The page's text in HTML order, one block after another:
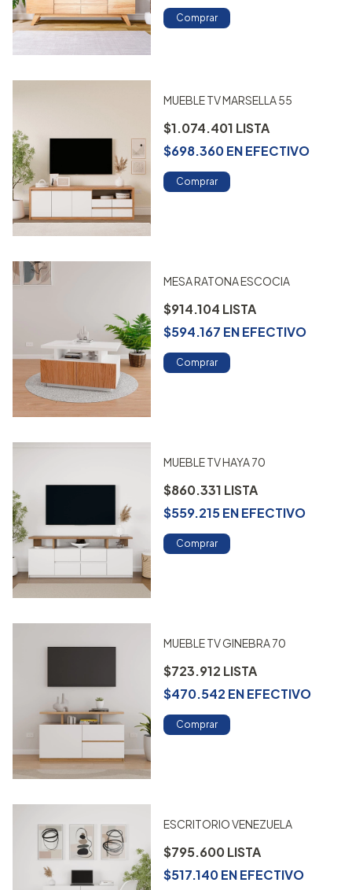
Comprar
MUEBLE TV MARSELLA 55
$1.074.401
$698.360ENEFECTIVO
Comprar
MESA RATONA ESCOCIA
$914.104
$594.167 ENEFECTIVO
Comprar
MUEBLE TV HAYA 70
$860.331
$559.215ENEFECTIVO
Comprar
MUEBLE TV GINEBRA 70
$723.912
$470.542 ENEFECTIVO
Comprar
ESCRITORIO VENEZUELA
$795.600
$517.140ENEFECTIVO